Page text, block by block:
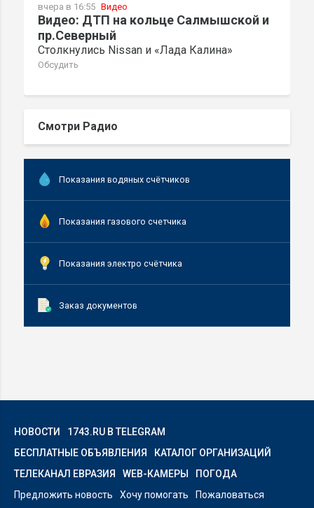
вчера в 16:55 Видео
Видео: ДТП на кольце Салмышской и
пр.Северный
Столкнулись Nissan и «Лада Калина»
Обсудить
Смотри Радио
Показания водяных счётчиков
Показания газового счетчика
Показания электро счётчика
Заказ документов
НОВОСТИ
1743.RU В TELEGRAM
БЕСПЛАТНЫЕ ОБЪЯВЛЕНИЯ
КАТАЛОГ ОРГАНИЗАЦИЙ
ТЕЛЕКАНАЛ ЕВРАЗИЯ
WEB-КАМЕРЫ
ПОГОДА
Предложить новость
Хочу помогать
Пожаловаться